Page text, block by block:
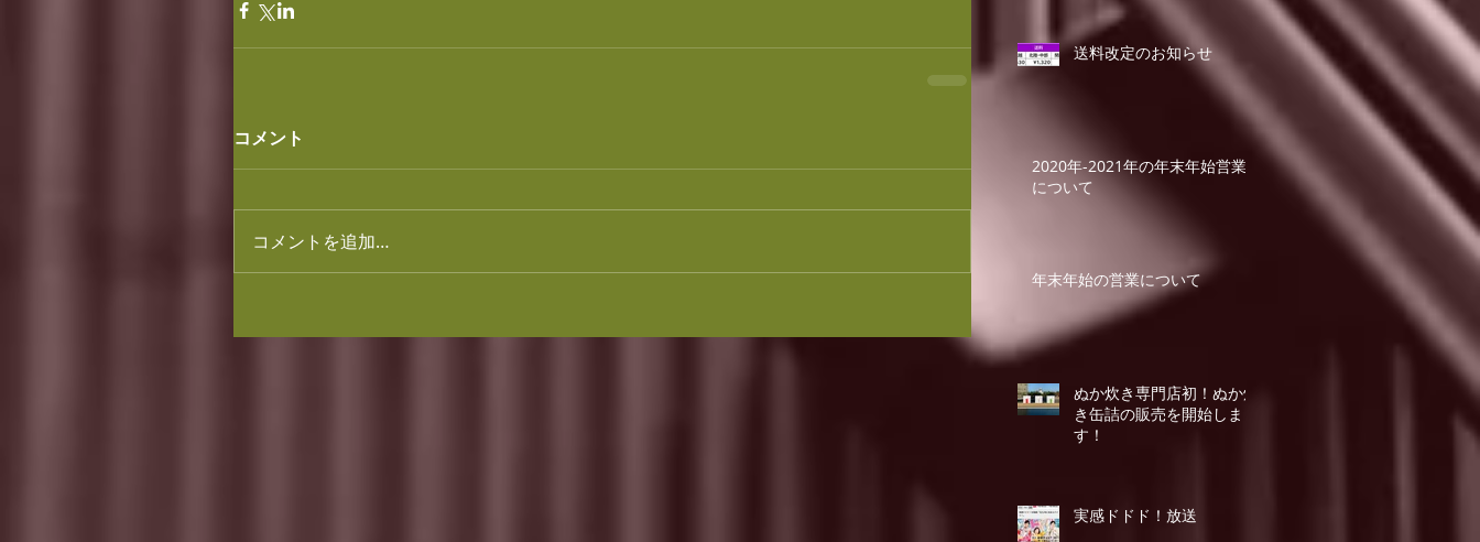
コメント
コメントを追加…
送料改定のお知らせ
2020年-2021年の年末年始営業
について
年末年始の営業について
ぬか炊き専門店初！ぬか炊
き缶詰の販売を開始しま
す！
実感ドドド！放送